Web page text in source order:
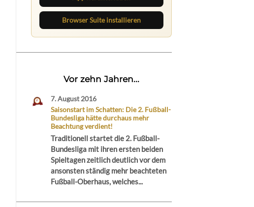
Browser Suite installieren
Vor zehn Jahren...
7. August 2016
Saisonstart im Schatten: Die 2. Fußball-
Bundesliga hätte durchaus mehr
Beachtung verdient!
Traditionell startet die 2. Fußball-
Bundesliga mit ihren ersten beiden
Spieltagen zeitlich deutlich vor dem
ansonsten ständig mehr beachteten
Fußball-Oberhaus, welches...